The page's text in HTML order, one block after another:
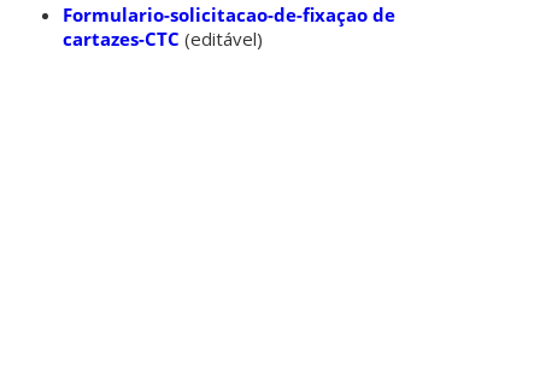
Formulario-solicitacao-de-fixaçao de
cartazes-CTC (editável)